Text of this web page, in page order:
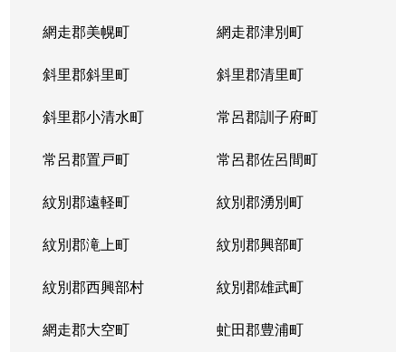
網走郡美幌町 網走郡津別町
斜里郡斜里町 斜里郡清里町
斜里郡小清水町 常呂郡訓子府町
常呂郡置戸町 常呂郡佐呂間町
紋別郡遠軽町 紋別郡湧別町
紋別郡滝上町 紋別郡興部町
紋別郡西興部村 紋別郡雄武町
網走郡大空町 虻田郡豊浦町